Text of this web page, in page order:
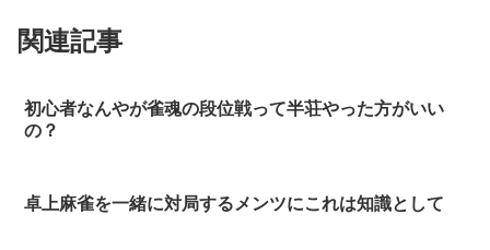
関連記事
初心者なんやが雀魂の段位戦って半荘やった方がいい
の？
卓上麻雀を一緒に対局するメンツにこれは知識として